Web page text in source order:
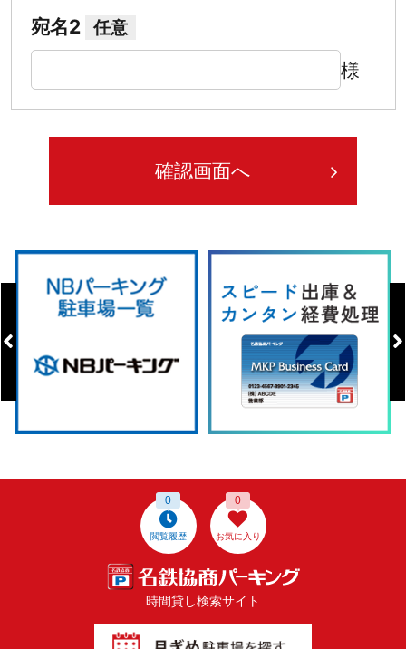
宛名2 任意
様
閲覧履歴
0
お気に入り
0
時間貸し検索サイト